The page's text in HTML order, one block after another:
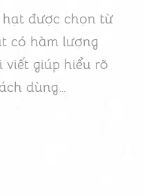
được chọn từ
có hàm lượng
giúp hiểu rõ
dùng…